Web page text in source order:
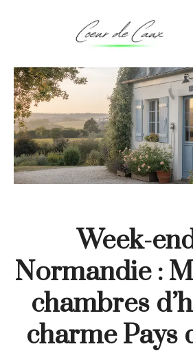
Week-
Normandie :
chambres
charme Pays